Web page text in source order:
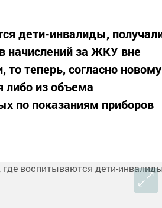
дети-инвалиды,
начислений за ЖКУ вне
то теперь, согласно новому
либо из объема
по показаниям приборов